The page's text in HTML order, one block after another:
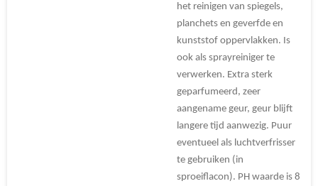
het reinigen van spiegels,
planchets en geverfde en
kunststof oppervlakken. Is
ook als sprayreiniger te
verwerken. Extra sterk
geparfumeerd, zeer
aangename geur, geur blijft
langere tijd aanwezig. Puur
eventueel als luchtverfrisser
te gebruiken (in
sproeiflacon). PH waarde is 8